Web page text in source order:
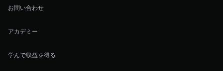
お問い合わせ
アカデミー
学んで収益を得る